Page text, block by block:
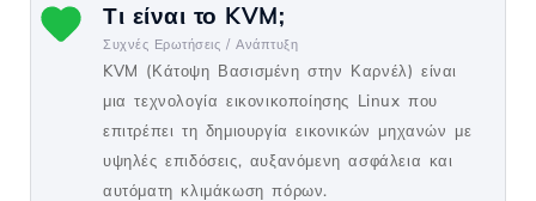
Τι είναι το KVM;
Συχνές Ερωτήσεις / Ανάπτυξη
KVM (Κάτοψη Βασισμένη στην Καρνέλ) είναι
μια τεχνολογία εικονικοποίησης Linux που
επιτρέπει τη δημιουργία εικονικών μηχανών με
υψηλές επιδόσεις, αυξανόμενη ασφάλεια και
αυτόματη κλιμάκωση πόρων.